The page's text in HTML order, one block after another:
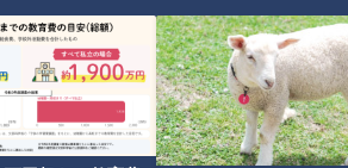
縄離島